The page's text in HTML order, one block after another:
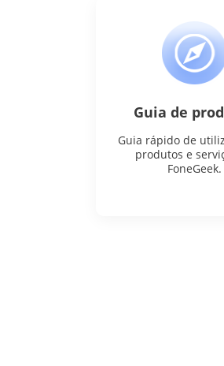
Guia de
Guia rápido de
produtos e
FoneGeek.